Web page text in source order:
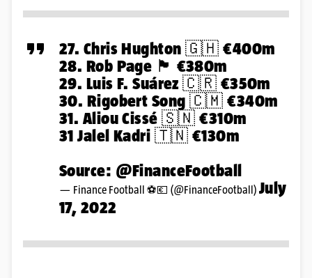
27. Chris Hughton 🇬🇭 €400m
28. Rob Page 🏴󠁧󠁢󠁷󠁬󠁳󠁿 €380m
29. Luis F. Suárez 🇨🇷 €350m
30. Rigobert Song 🇨🇲 €340m
31. Aliou Cissé 🇸🇳 €310m
31 Jalel Kadri 🇹🇳 €130m
Source: @FinanceFootball
— Finance Football ⚽️💶 (@FinanceFootball) July
17, 2022